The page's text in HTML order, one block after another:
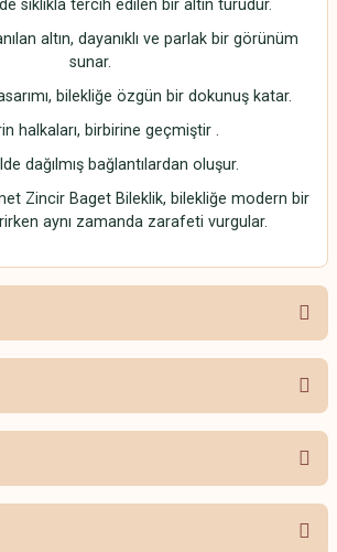
sıklıkla tercih edilen bir altın türüdür.
altın, dayanıklı ve parlak bir görünüm
sunar.
bilekliğe özgün bir dokunuş katar.
halkaları, birbirine geçmiştir .
dağılmış bağlantılardan oluşur.
Zincir Baget Bileklik, bilekliğe modern bir
aynı zamanda zarafeti vurgular.
ürüne ilk yorumu siz yapın!
henüz soru sorulmamış.